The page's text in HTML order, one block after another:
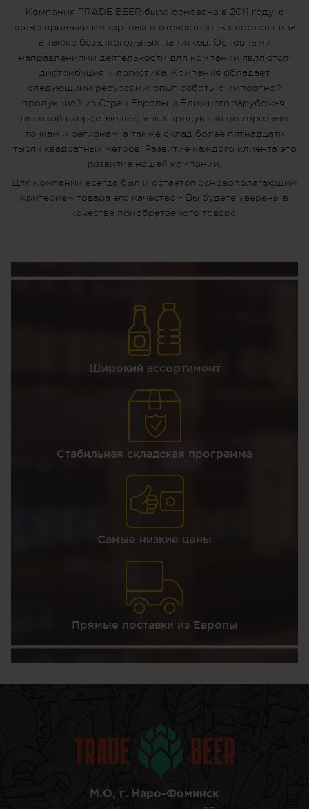
Компания TRADE BEER была основана в 2011 году, с
целью продажи импортных и отечественных сортов пива,
а также безалкогольных напитков. Основными
направлениями деятельности для компании являются:
дистрибуция и логистика. Компания обладает
следующими ресурсами: опыт работы с импортной
продукцией из Стран Европы и Ближнего зарубежья,
высокой скоростью доставки продукции по торговым
точкам и регионам, а также склад более пятнадцати
тысяч квадратных метров. Развитие каждого клиента это
развитие нашей компании.
Для компании всегда был и остается основополагающим
критерием товара его качество - Вы будете уверены в
качестве приобретаемого товара!
Широкий ассортимент
Стабильная складская программа
Самые низкие цены
Прямые поставки из Европы
М.О, г. Наро-Фоминск